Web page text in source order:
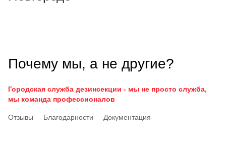
Почему мы, а не другие?
Городская служба дезинсекции - мы не просто служба,
мы команда профессионалов
Отзывы Благодарности Документация